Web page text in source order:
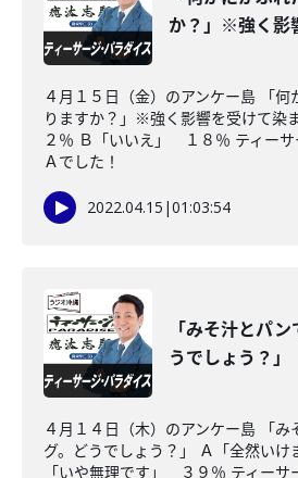
か？」※強く影
４月１５日（金）のアンケー島 「
りますか？」※強く影響を受けて
２％ Ｂ「いいえ」 １８％ ティー
Ａでした！
2022.04.15 |01:03:54
「みそ汁とパ
うでしょう？」
４月１４日（木）のアンケー島 「
グ。どうでしょう？」 Ａ「全然い
「いや無理です」 ３９％ ティーサ